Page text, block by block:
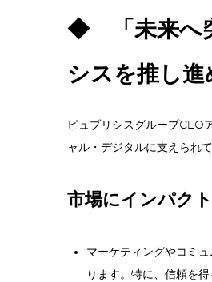
◆ 「未来へ
シスを推し進
ピュブリシスグループCEO
ャル・デジタルに支えられ
市場にインパク
マーケティングやコミ
ります。 特に、信頼を